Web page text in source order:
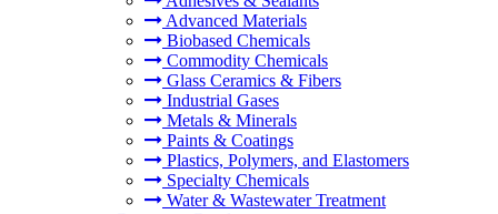
Advanced Materials
Biobased Chemicals
Commodity Chemicals
Glass Ceramics & Fibers
Industrial Gases
Metals & Minerals
Paints & Coatings
Plastics, Polymers, and Elastomers
Specialty Chemicals
Water & Wastewater Treatment